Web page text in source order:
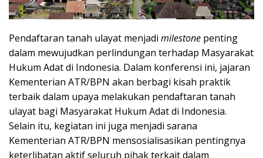
Pendaftaran tanah ulayat menjadi milestone penting
dalam mewujudkan perlindungan terhadap Masyarakat
Hukum Adat di Indonesia. Dalam konferensi ini, jajaran
Kementerian ATR/BPN akan berbagi kisah praktik
terbaik dalam upaya melakukan pendaftaran tanah
ulayat bagi Masyarakat Hukum Adat di Indonesia.
Selain itu, kegiatan ini juga menjadi sarana
Kementerian ATR/BPN mensosialisasikan pentingnya
keterlibatan aktif seluruh pihak terkait dalam